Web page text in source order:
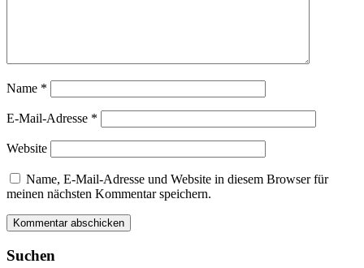
Name *
E-Mail-Adresse *
Website
Name, E-Mail-Adresse und Website in diesem Browser für
meinen nächsten Kommentar speichern.
Suchen